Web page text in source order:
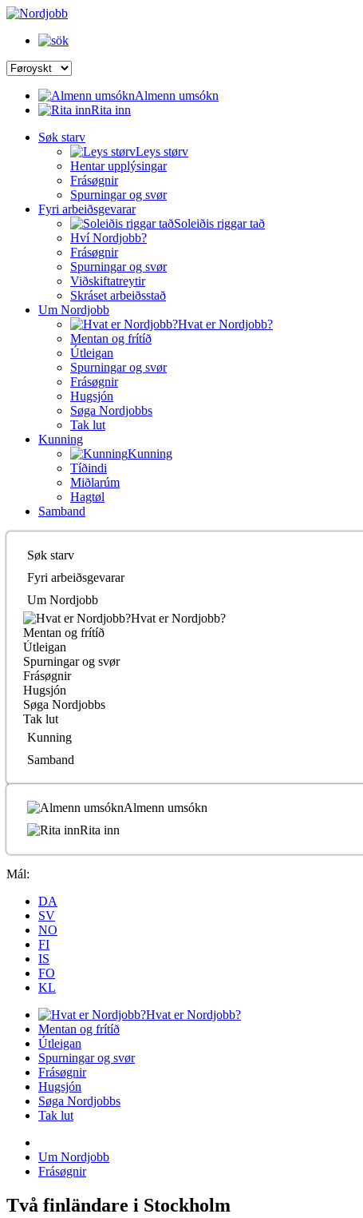
Almenn umsókn
Rita inn
Søk starv
Leys størv
Hentar upplýsingar
Frásøgnir
Spurningar og svør
Fyri arbeiðsgevarar
Soleiðis riggar tað
Hví Nordjobb?
Frásøgnir
Spurningar og svør
Viðskiftatreytir
Skráset arbeiðsstað
Um Nordjobb
Hvat er Nordjobb?
Mentan og frítíð
Útleigan
Spurningar og svør
Frásøgnir
Hugsjón
Søga Nordjobbs
Tak lut
Kunning
Kunning
Tíðindi
Miðlarúm
Hagtøl
Samband
Søk starv
Fyri arbeiðsgevarar
Um Nordjobb
Hvat er Nordjobb?
Mentan og frítíð
Útleigan
Spurningar og svør
Frásøgnir
Hugsjón
Søga Nordjobbs
Tak lut
Kunning
Samband
Almenn umsókn
Rita inn
Mál:
DA
SV
NO
FI
IS
FO
KL
Hvat er Nordjobb?
Mentan og frítíð
Útleigan
Spurningar og svør
Frásøgnir
Hugsjón
Søga Nordjobbs
Tak lut
Um Nordjobb
Frásøgnir
Två finländare i Stockholm